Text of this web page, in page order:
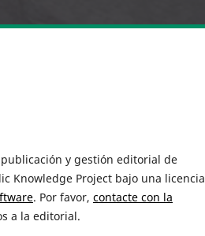
y gestión editorial de
Knowledge Project bajo una licencia
. Por favor, contacte con la
a la editorial.